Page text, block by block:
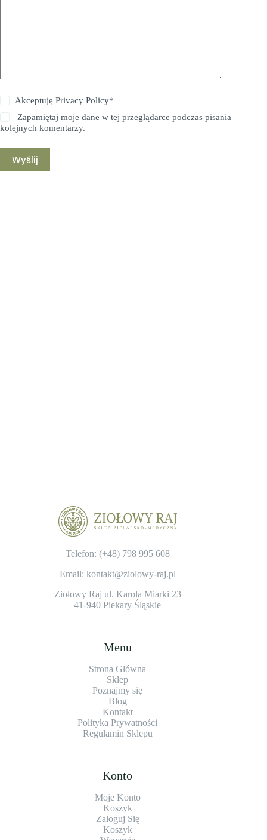
AkceptujęPrivacy Policy*
Zapamiętaj moje dane w tej przeglądarce podczas pisania
kolejnych komentarzy.
Wyślij
Telefon: (+48) 798 995 608
Email: kontakt@ziolowy-raj.pl
Ziołowy Raj ul. Karola Miarki 23
41-940 Piekary Śląskie
Menu
Strona Główna
Sklep
Poznajmy się
Blog
Kontakt
Polityka Prywatności
Regulamin Sklepu
Konto
Moje Konto
Koszyk
Zaloguj Się
Koszyk